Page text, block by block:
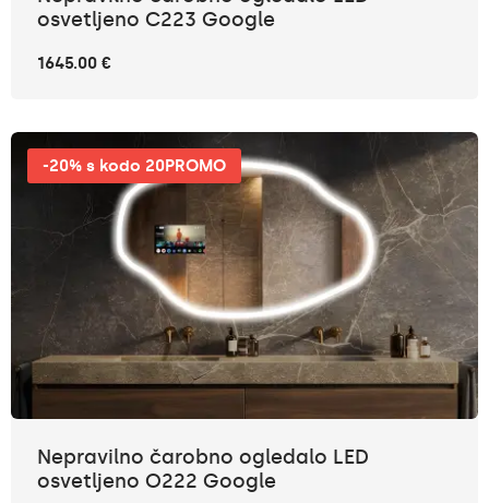
osvetljeno C223 Google
1645.00 €
-20% s kodo 20PROMO
Nepravilno čarobno ogledalo LED
osvetljeno O222 Google